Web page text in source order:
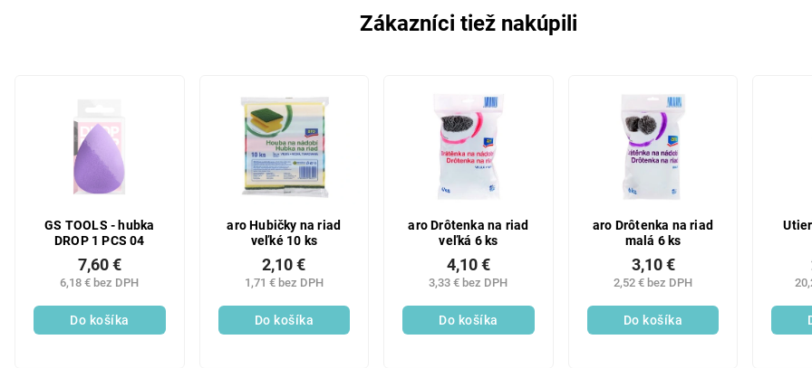
Zákazníci tiež nakúpili
GS TOOLS - hubka
DROP 1 PCS 04
6,18 € bez DPH
7,60 €
Do košíka
aro Hubičky na riad
veľké 10 ks
1,71 € bez DPH
2,10 €
Do košíka
aro Drôtenka na riad
veľká 6 ks
3,33 € bez DPH
4,10 €
Do košíka
aro Drôtenka na riad
malá 6 ks
2,52 € bez DPH
3,10 €
Do košíka